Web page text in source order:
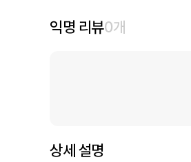
익명 리뷰0개
상세 설명